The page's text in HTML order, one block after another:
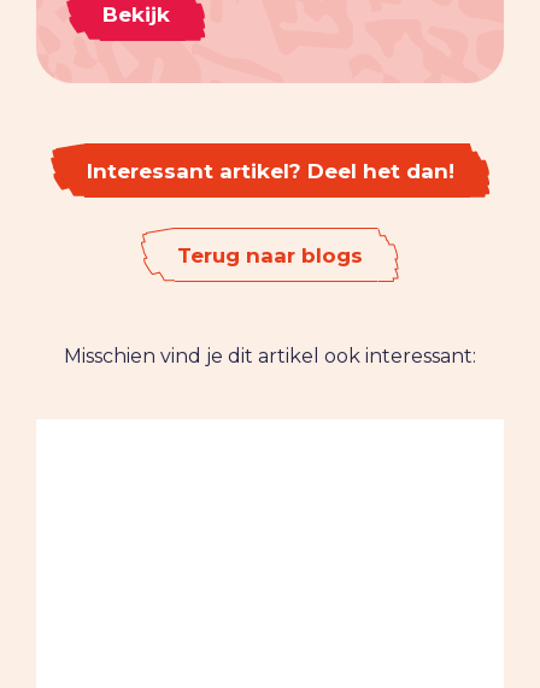
Bekijk
Interessant artikel? Deel het dan!
Terug naar blogs
Misschien vind je dit artikel ook interessant: